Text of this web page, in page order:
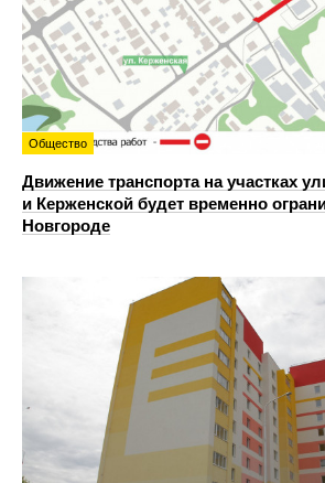
Общество
Движение транспорта на участках
и Керженской будет временно
Новгороде